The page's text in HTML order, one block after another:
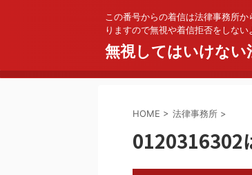
この番号からの着信は法律事務所
りますので無視や着信拒否をしない
無視してはいけない
HOME > 法律事務所 >
0120316302